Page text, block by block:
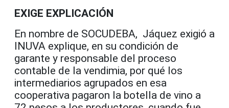
EXIGE EXPLICACIÓN
En nombre de SOCUDEBA, Jáquez exigió a
INUVA explique, en su condición de
garante y responsable del proceso
contable de la vendimia, por qué los
intermediarios agrupados en esa
cooperativa pagaron la botella de vino a